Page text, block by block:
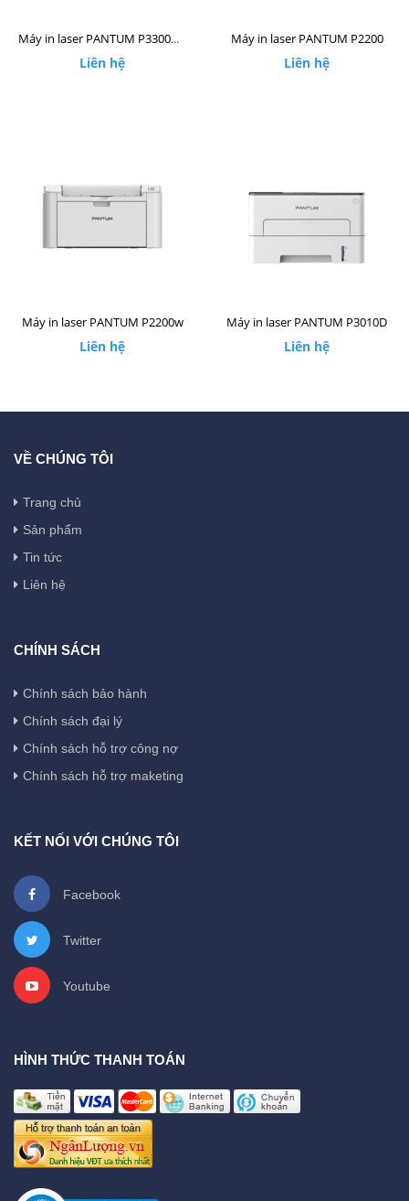
Máy in laser PANTUM P3300DW
Liên hệ
Máy in laser PANTUM P2200
Liên hệ
Máy in laser PANTUM P2200w
Liên hệ
Máy in laser PANTUM P3010D
Liên hệ
VỀ CHÚNG TÔI
Trang chủ
Sản phẩm
Tin tức
Liên hệ
CHÍNH SÁCH
Chính sách bảo hành
Chính sách đại lý
Chính sách hỗ trợ công nợ
Chính sách hỗ trợ maketing
KẾT NỐI VỚI CHÚNG TÔI
Facebook
Twitter
Youtube
HÌNH THỨC THANH TOÁN